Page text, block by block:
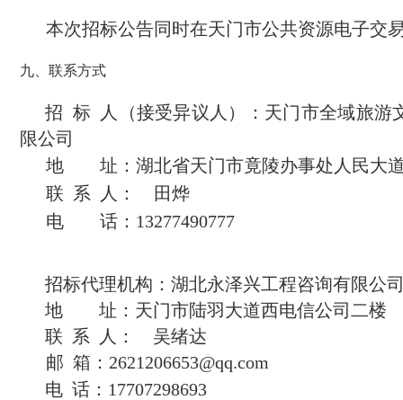
本次招标公告同时在天门市公共资源电子交
九、联系方式
招 标 人（接受异议人）： 天门市全域旅游
限公司
地 址： 湖北省天门市竟陵办事处人民大
联 系 人：
田烨
电 话： 13277490777
招标代理机构： 湖北永泽兴工程咨询有限公
地 址： 天门市陆羽大道西电信公司二楼
联 系 人：
吴绪达
邮 箱： 2621206653@qq.com
电 话： 17707298693